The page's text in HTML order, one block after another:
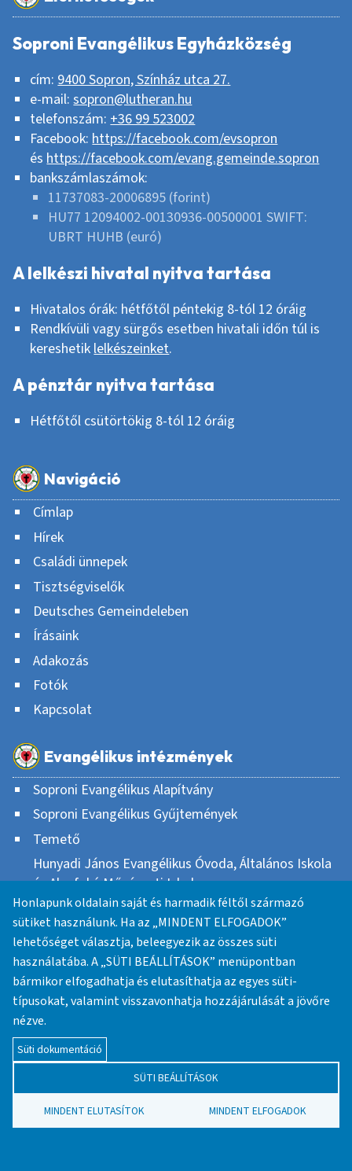
Soproni Evangélikus Egyházközség
cím:9400 Sopron, Színház utca 27.
e-mail:sopron@lutheran.hu
telefonszám:+36 99 523002
Facebook:https://facebook.com/evsopron
éshttps://facebook.com/evang.gemeinde.sopron
bankszámlaszámok:
11737083-20006895 (forint)
HU77 12094002-00130936-00500001 SWIFT:
UBRT HUHB (euró)
A lelkészi hivatal nyitva tartása
Hivatalos órák: hétfőtől péntekig 8-tól 12 óráig
Rendkívüli vagy sürgős esetben hivatali időn túl is
kereshetiklelkészeinket.
A pénztár nyitva tartása
Hétfőtől csütörtökig 8-tól 12 óráig
Navigáció
Címlap
Hírek
Családi ünnepek
Tisztségviselők
Deutsches Gemeindeleben
Írásaink
Adakozás
Fotók
Kapcsolat
Evangélikus intézmények
Soproni Evangélikus Alapítvány
Soproni Evangélikus Gyűjtemények
Temető
Hunyadi János Evangélikus Óvoda, Általános Iskola
és Alapfokú Művészeti Iskola
Fabricius Endre Evangélikus Szeretetotthon
Szociális és Házi Betegápoló Alapítvány
Berzsenyi Dániel Evangélikus (Líceum) Gimnázium
és Kollégium
Eötvös József Evangélikus Gimnázium,
Egészségügyi Technikum és Művészeti
Szakgimnázium
Gyülekezeti életünk anyagi támogatása
Honlapunk oldalain saját és harmadik féltől származó
sütiket használunk. Ha az „MINDENT ELFOGADOK”
lehetőséget választja, beleegyezik az összes süti
használatába. A „SÜTI BEÁLLÍTÁSOK” menüpontban
bármikor elfogadhatja és elutasíthatja az egyes süti-
típusokat, valamint visszavonhatja hozzájárulását a jövőre
nézve.
Süti dokumentáció
SÜTI BEÁLLÍTÁSOK
MINDENT ELUTASÍTOK MINDENT ELFOGADOK